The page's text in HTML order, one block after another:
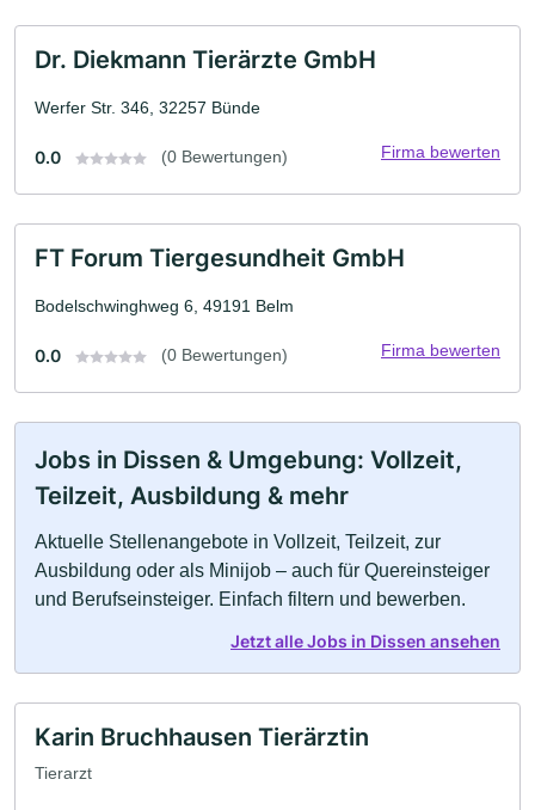
Dr. Diekmann Tierärzte GmbH
Werfer Str. 346, 32257 Bünde
0.0 (0 Bewertungen) Firma bewerten
FT Forum Tiergesundheit GmbH
Bodelschwinghweg 6, 49191 Belm
0.0 (0 Bewertungen) Firma bewerten
Jobs in Dissen & Umgebung: Vollzeit,
Teilzeit, Ausbildung & mehr
Aktuelle Stellenangebote in Vollzeit, Teilzeit, zur
Ausbildung oder als Minijob – auch für Quereinsteiger
und Berufseinsteiger. Einfach filtern und bewerben.
Jetzt alle Jobs in Dissen ansehen
Karin Bruchhausen Tierärztin
Tierarzt